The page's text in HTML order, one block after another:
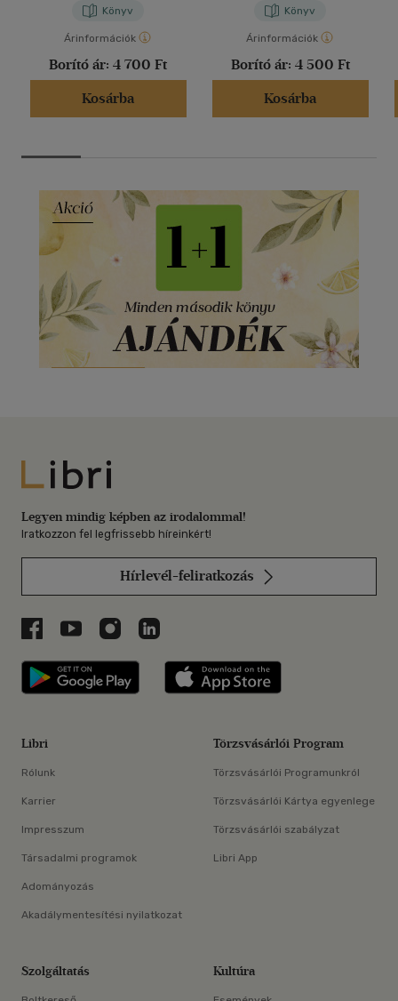
Könyv
Árinformációk
Borító ár: 4 700 Ft
Kosárba
Könyv
Árinformációk
Borító ár: 4 500 Ft
Kosárba
Libri
Legyen mindig képben az irodalommal!
Iratkozzon fel legfrissebb híreinkért!
Hírlevél-feliratkozás
Libri a Facebookon
Libri a Youtube-on
Libri az Instagramon
Libri a LinkedInen
Libri applikáció Szerezd meg: Google
Libri
Rólunk
Karrier
Impresszum
Társadalmi programok
Adományozás
Akadálymentesítési nyilatkozat
Törzsvásárlói Program
Törzsvásárlói Programunkról
Törzsvásárlói Kártya egyenlege
Törzsvásárlói szabályzat
Libri App
Szolgáltatás Kultúra